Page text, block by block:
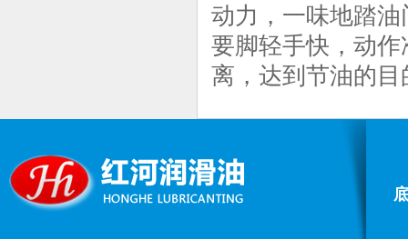
动力，一味地踏
要脚轻手快，动
离，达到节油的目